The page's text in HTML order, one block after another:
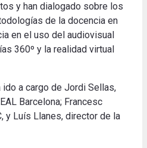
y han dialogado sobre los
de la docencia en
en el uso del audiovisual
360º y la realidad virtual
ido a cargo de Jordi Sellas,
Barcelona; Francesc
y Luís Llanes, director de la